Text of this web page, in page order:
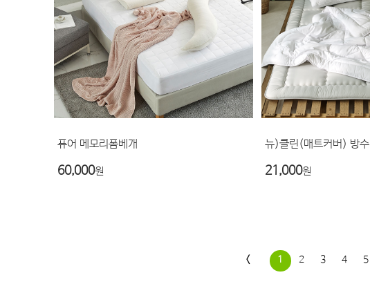
퓨어 메모리폼베개
60,000원
뉴)클린(매트커버) 방수
21,000원
< 1 2 3 4 5